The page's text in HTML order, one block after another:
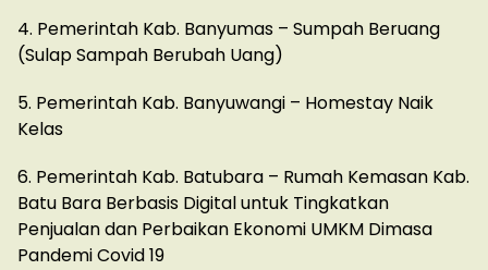
4. Pemerintah Kab. Banyumas – Sumpah Beruang
(Sulap Sampah Berubah Uang)
5. Pemerintah Kab. Banyuwangi – Homestay Naik
Kelas
6. Pemerintah Kab. Batubara – Rumah Kemasan Kab.
Batu Bara Berbasis Digital untuk Tingkatkan
Penjualan dan Perbaikan Ekonomi UMKM Dimasa
Pandemi Covid 19